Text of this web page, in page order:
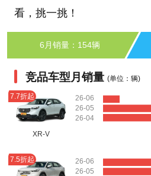
看，挑一挑！
6月销量：154辆
竞品车型月销量 (单位：辆)
7.7折起
XR-V
26-06
26-05
26-04
7.5折起
26-06
26-05